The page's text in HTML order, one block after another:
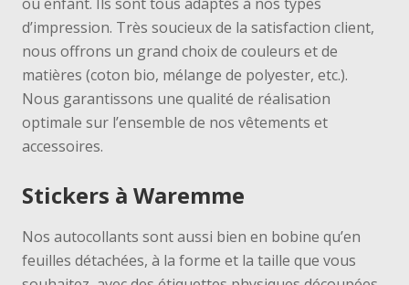
d’impression. Très soucieux de la satisfaction client,
nous offrons un grand choix de couleurs et de
matières (coton bio, mélange de polyester, etc.).
Nous garantissons une qualité de réalisation
optimale sur l’ensemble de nos vêtements et
accessoires.
Stickers à Waremme
Nos autocollants sont aussi bien en bobine qu’en
feuilles détachées, à la forme et la taille que vous